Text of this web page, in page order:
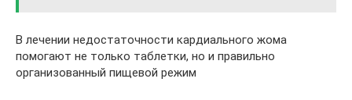
В лечении недостаточности кардиального жома
помогают не только таблетки, но и правильно
организованный пищевой режим